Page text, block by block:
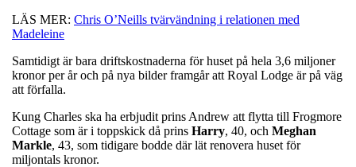
LÄS MER: Chris O’Neills tvärvändning i relationen med
Madeleine
Samtidigt är bara driftskostnaderna för huset på hela 3,6 miljoner
kronor per år och på nya bilder framgår att Royal Lodge är på väg
att förfalla.
Kung Charles ska ha erbjudit prins Andrew att flytta till Frogmore
Cottage som är i toppskick då prins Harry, 40, och Meghan
Markle, 43, som tidigare bodde där lät renovera huset för
miljontals kronor.